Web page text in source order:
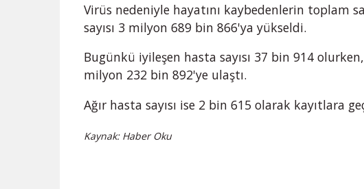
Virüs nedeniyle hayatını kaybedenlerin toplam
sayısı 3 milyon 689 bin 866'ya yükseldi.
Bugünkü iyileşen hasta sayısı 37 bin 914
milyon 232 bin 892'ye ulaştı.
Ağır hasta sayısı ise 2 bin 615 olarak kayıtlara
Kaynak: Haber Oku